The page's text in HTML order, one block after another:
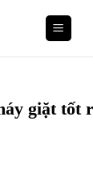
giặt tốt